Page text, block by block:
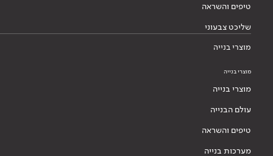
טיפים והשראה
שליכט צבעוני
מוצרי בנייה
מוצרי בנייה
מוצרי בנייה
עולם הבנייה
טיפים והשראה
מערכות בנייה